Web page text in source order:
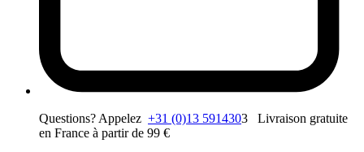
Questions? Appelez +31 (0)13 5914303 Livraison gratuite
en France à partir de 99 €